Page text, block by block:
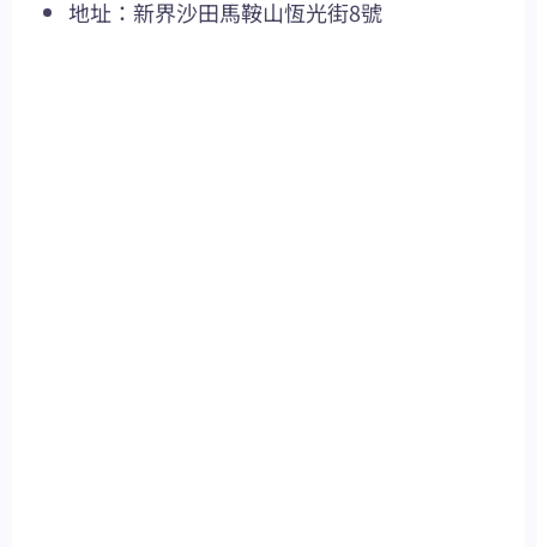
地址：新界沙田馬鞍山恆光街8號